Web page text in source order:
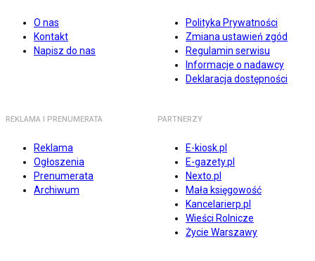
O nas
Kontakt
Napisz do nas
Polityka Prywatności
Zmiana ustawień zgód
Regulamin serwisu
Informacje o nadawcy
Deklaracja dostępności
REKLAMA I PRENUMERATA
Reklama
Ogłoszenia
Prenumerata
Archiwum
PARTNERZY
E-kiosk.pl
E-gazety.pl
Nexto.pl
Mała księgowość
Kancelarierp.pl
Wieści Rolnicze
Życie Warszawy